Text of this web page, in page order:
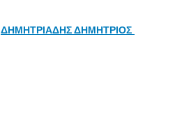
ΔΗΜΗΤΡΙΑΔΗΣ ΔΗΜΗΤΡΙΟΣ